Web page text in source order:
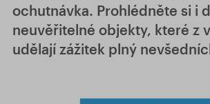
ochutnávka. Prohlédněte si i
neuvěřitelné objekty, které z
udělají zážitek plný